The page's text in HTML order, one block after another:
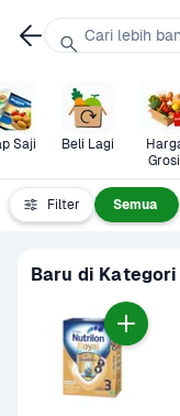
Saji Beli Lagi
Filter Semua
Baru di Kategori
Cari lebih